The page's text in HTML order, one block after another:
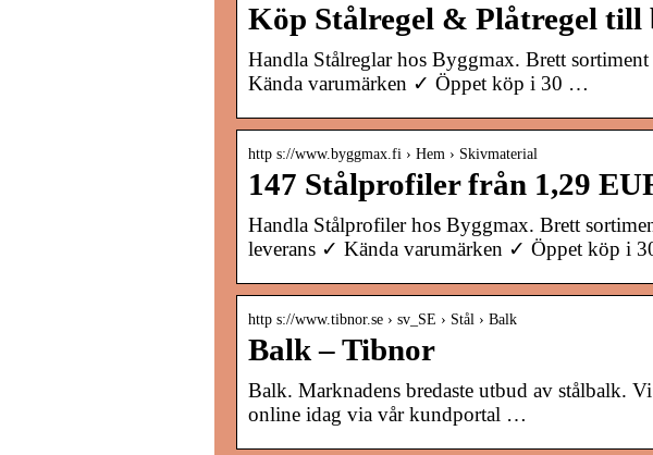
Köp Stålregel & Plåtregel till
Handla Stålreglar hos Byggmax. Brett
Kända varumärken ✓ Öppet köp i 30 …
http s://www.byggmax.fi › Hem › Skivmaterial
147 Stålprofiler från 1,29
Handla Stålprofiler hos Byggmax. Brett
leverans ✓ Kända varumärken ✓ Öppet köp i
http s://www.tibnor.se › sv_SE › Stål › Balk
Balk – Tibnor
Balk. Marknadens bredaste utbud av stålbalk.
online idag via vår kundportal …